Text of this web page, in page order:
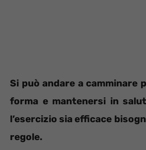
Si può andare a camminare
forma e mantenersi in
l’esercizio sia efficace
regole.